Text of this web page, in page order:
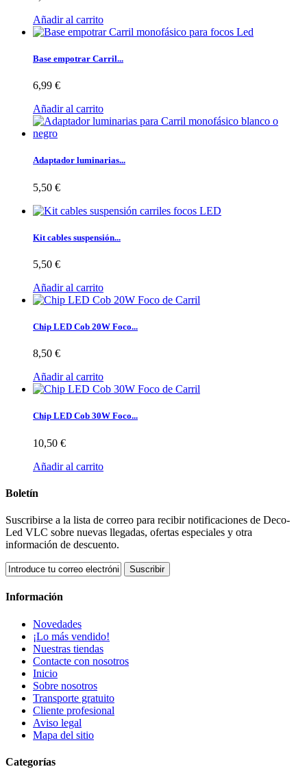
Añadir al carrito
Base empotrar Carril...
6,99 €
Añadir al carrito
Adaptador luminarias...
5,50 €
Kit cables suspensión...
5,50 €
Añadir al carrito
Chip LED Cob 20W Foco...
8,50 €
Añadir al carrito
Chip LED Cob 30W Foco...
10,50 €
Añadir al carrito
Boletín
Suscribirse a la lista de correo para recibir notificaciones de Deco-
Led VLC sobre nuevas llegadas, ofertas especiales y otra
información de descuento.
Suscribir
Información
Novedades
¡Lo más vendido!
Nuestras tiendas
Contacte con nosotros
Inicio
Sobre nosotros
Transporte gratuito
Cliente profesional
Aviso legal
Mapa del sitio
Categorías